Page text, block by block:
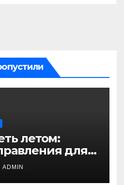
летом:
для
ADMIN